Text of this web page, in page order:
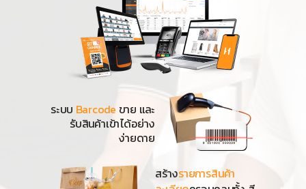
สร้างรายการสินค้า
ระบบ Barcode ขาย และ
รับสินค้าเข้าได้อย่าง
ง่ายดาย